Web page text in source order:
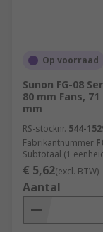
Op voorraad
Sunon FG-08
80 mm Fans,
mm
RS-stocknr. 544-
Fabrikantnummer
Subtotaal (1
€ 5,62(excl. BTW)
Aantal